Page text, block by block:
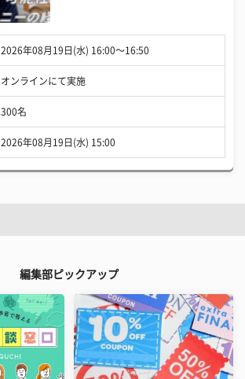
2026年08月19日(水) 16:00〜16:50
オンラインにて実施
300名
2026年08月19日(水) 15:00
編集部ピックアップ